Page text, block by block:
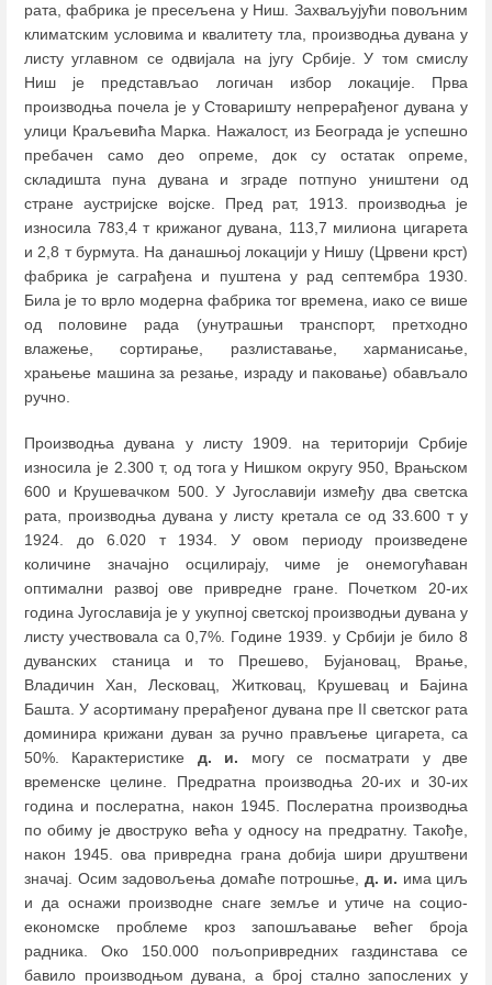
рата, фабрика је пресељена у Ниш. Захваљујући повољним
климатским условима и квалитету тла, производња дувана у
листу углавном се одвијала на југу Србије. У том смислу
Ниш је представљао логичан избор локације. Прва
производња почела је у Стоваришту непрерађеног дувана у
улици Краљевића Марка. Нажалост, из Београда је успешно
пребачен само део опреме, док су остатак опреме,
складишта пуна дувана и зграде потпуно уништени од
стране аустријске војске. Пред рат, 1913. производња је
износила 783,4 т крижаног дувана, 113,7 милиона цигарета
и 2,8 т бурмута. На данашњој локацији у Нишу (Црвени крст)
фабрика је саграђена и пуштена у рад септембра 1930.
Била је то врло модерна фабрика тог времена, иако се више
од половине рада (унутрашњи транспорт, претходно
влажење, сортирање, разлиставање, харманисање,
храњење машина за резање, израду и паковање) обављало
ручно.
Производња дувана у листу 1909. на територији Србије
износила је 2.300 т, од тога у Нишком округу 950, Врањском
600 и Крушевачком 500. У Југославији између два светска
рата, производња дувана у листу кретала се од 33.600 т у
1924. до 6.020 т 1934. У овом периоду произведене
количине значајно осцилирају, чиме је онемогућаван
оптимални развој ове привредне гране. Почетком 20-их
година Југославија је у укупној светској производњи дувана у
листу учествовала са 0,7%. Године 1939. у Србији је било 8
дуванских станица и то Прешево, Бујановац, Врање,
Владичин Хан, Лесковац, Житковац, Крушевац и Бајина
Башта. У асортиману прерађеног дувана пре II светског рата
доминира крижани дуван за ручно прављење цигарета, са
50%. Карактеристике д. и. могу се посматрати у две
временске целине. Предратна производња 20-их и 30-их
година и послератна, након 1945. Послератна производња
по обиму је двоструко већа у односу на предратну. Такође,
након 1945. ова привредна грана добија шири друштвени
значај. Осим задовољења домаће потрошње, д. и. има циљ
и да оснажи производне снаге земље и утиче на социо-
економске проблеме кроз запошљавање већег броја
радника. Око 150.000 пољопривредних газдинстава се
бавило производњом дувана, а број стално запослених у